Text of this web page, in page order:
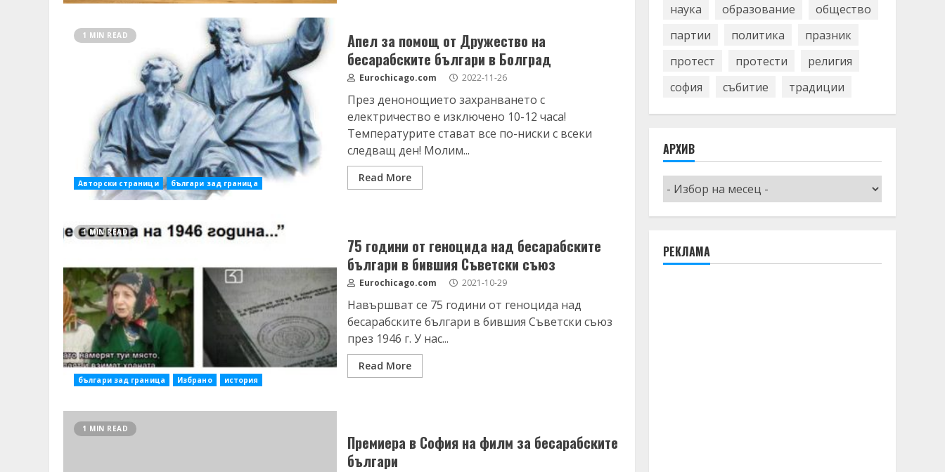
1 MIN READ
Авторски страници българи зад граница
Апел за помощ от Дружество на
бесарабските българи в Болград
Eurochicago.com 2022-11-26
През денонощието захранването с
електричество е изключено 10-12 часа!
Температурите стават все по-ниски с всеки
следващ ден! Молим...
Read More
1 MIN READ
българи зад граница Избрано история
75 години от геноцида над бесарабските
българи в бившия Съветски съюз
Eurochicago.com 2021-10-29
Навършват се 75 години от геноцида над
бесарабските българи в бившия Съветски съюз
през 1946 г. У нас...
Read More
1 MIN READ
Премиера в София на филм за бесарабските
българи
наука
образование
общество
партии
политика
празник
протест
протести
религия
софия
събитие традиции
АРХИВ
Архив
РЕКЛАМА